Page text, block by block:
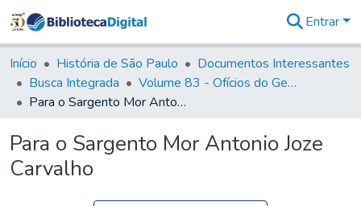
&
Coleções
Tudo na
Biblioteca
Estatísticas
Entrar
Início História de São Paulo
Documentos Interessantes
Busca Integrada
Volume 83 - Ofícios do General Martim Lopes Lobo de Saldanha (Governador da Capitania): 1780- 1782
Para o Sargento Mor Antonio Joze Carvalho
Para o Sargento Mor Antonio Joze
Carvalho